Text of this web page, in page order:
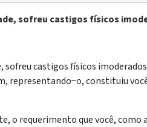
sofreu castigos físicos
sofreu castigos físicos
representando−o, constituiu
o requerimento que você, como